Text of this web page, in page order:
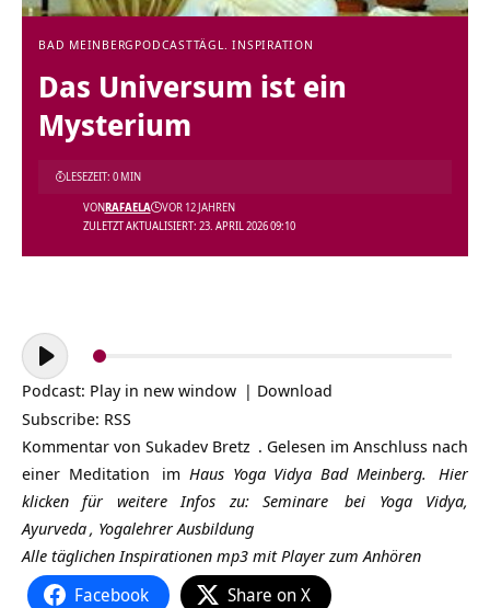
BAD MEINBERG PODCASTTÄGL. INSPIRATION
Das Universum ist ein
Mysterium
ZULETZT AKTUALISIERT: 23. APRIL 2026 09:10
VONRAFAELA VOR 12 JAHREN
LESEZEIT: 0 MIN
Audio-
Player
Podcast: Play in new window | Download
Subscribe: RSS
Kommentar von Sukadev Bretz . Gelesen im Anschluss nach
einer Meditation im Haus Yoga Vidya Bad Meinberg.
Hier
klicken für weitere Infos zu: Seminare
bei Yoga Vidya,
Ayurveda, Yogalehrer Ausbildung
Alle täglichen Inspirationen mp3 mit Player zum Anhören
Facebook Share on X